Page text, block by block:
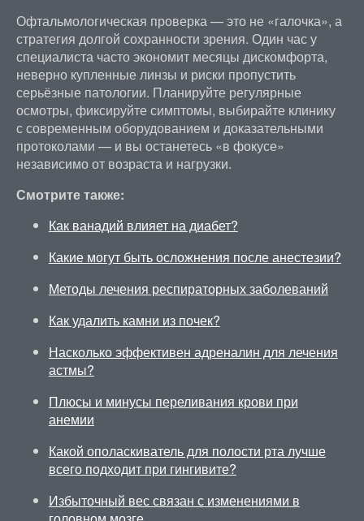
Офтальмологическая проверка — это не «галочка», а
стратегия долгой сохранности зрения. Один час у
специалиста часто экономит месяцы дискомфорта,
неверно купленные линзы и риски пропустить
серьёзные патологии. Планируйте регулярные
осмотры, фиксируйте симптомы, выбирайте клинику
с современным оборудованием и доказательными
протоколами — и вы останетесь «в фокусе»
независимо от возраста и нагрузки.
Смотрите также:
Как ванадий влияет на диабет?
Какие могут быть осложнения после анестезии?
Методы лечения респираторных заболеваний
Как удалить камни из почек?
Насколько эффективен адреналин для лечения
астмы?
Плюсы и минусы переливания крови при
анемии
Какой ополаскиватель для полости рта лучше
всего подходит при гингивите?
Избыточный вес связан с изменениями в